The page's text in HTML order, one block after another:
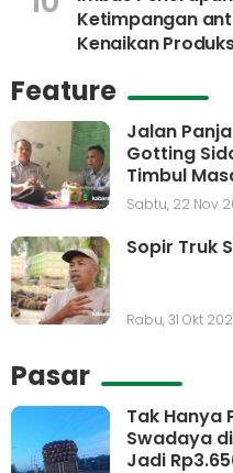
Ketimpangan
Kenaikan
Feature
Jalan
Gotting
Timbul
Sabtu, 22 Nov
Sopir Truk
Rabu, 31 Okt
Pasar
Tak Hanya
Swadaya
Jadi